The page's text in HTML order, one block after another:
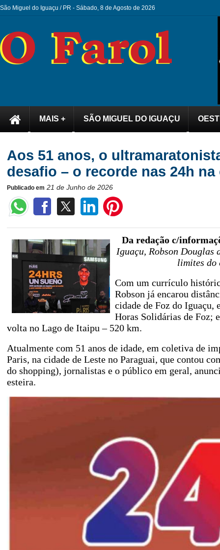
São Miguel do Iguaçu / PR - Sábado, 8 de Agosto de 2026
MAIS + SÃO MIGUEL DO IGUAÇU
Aos 51 anos, o
desafio – o recorde nas 24h na
Publicado em 21 de Junho de 2026
Da redação c/
Iguaçu, Robson Douglas
limites do
Com um currículo
Robson já encarou
cidade de Foz do Iguaçu,
Horas Solidárias de Foz;
volta no Lago de Itaipu – 520 km.
Atualmente com 51 anos de idade, em coletiva de
Paris, na cidade de Leste no Paraguai, que contou
do shopping), jornalistas e o público em geral,
esteira.